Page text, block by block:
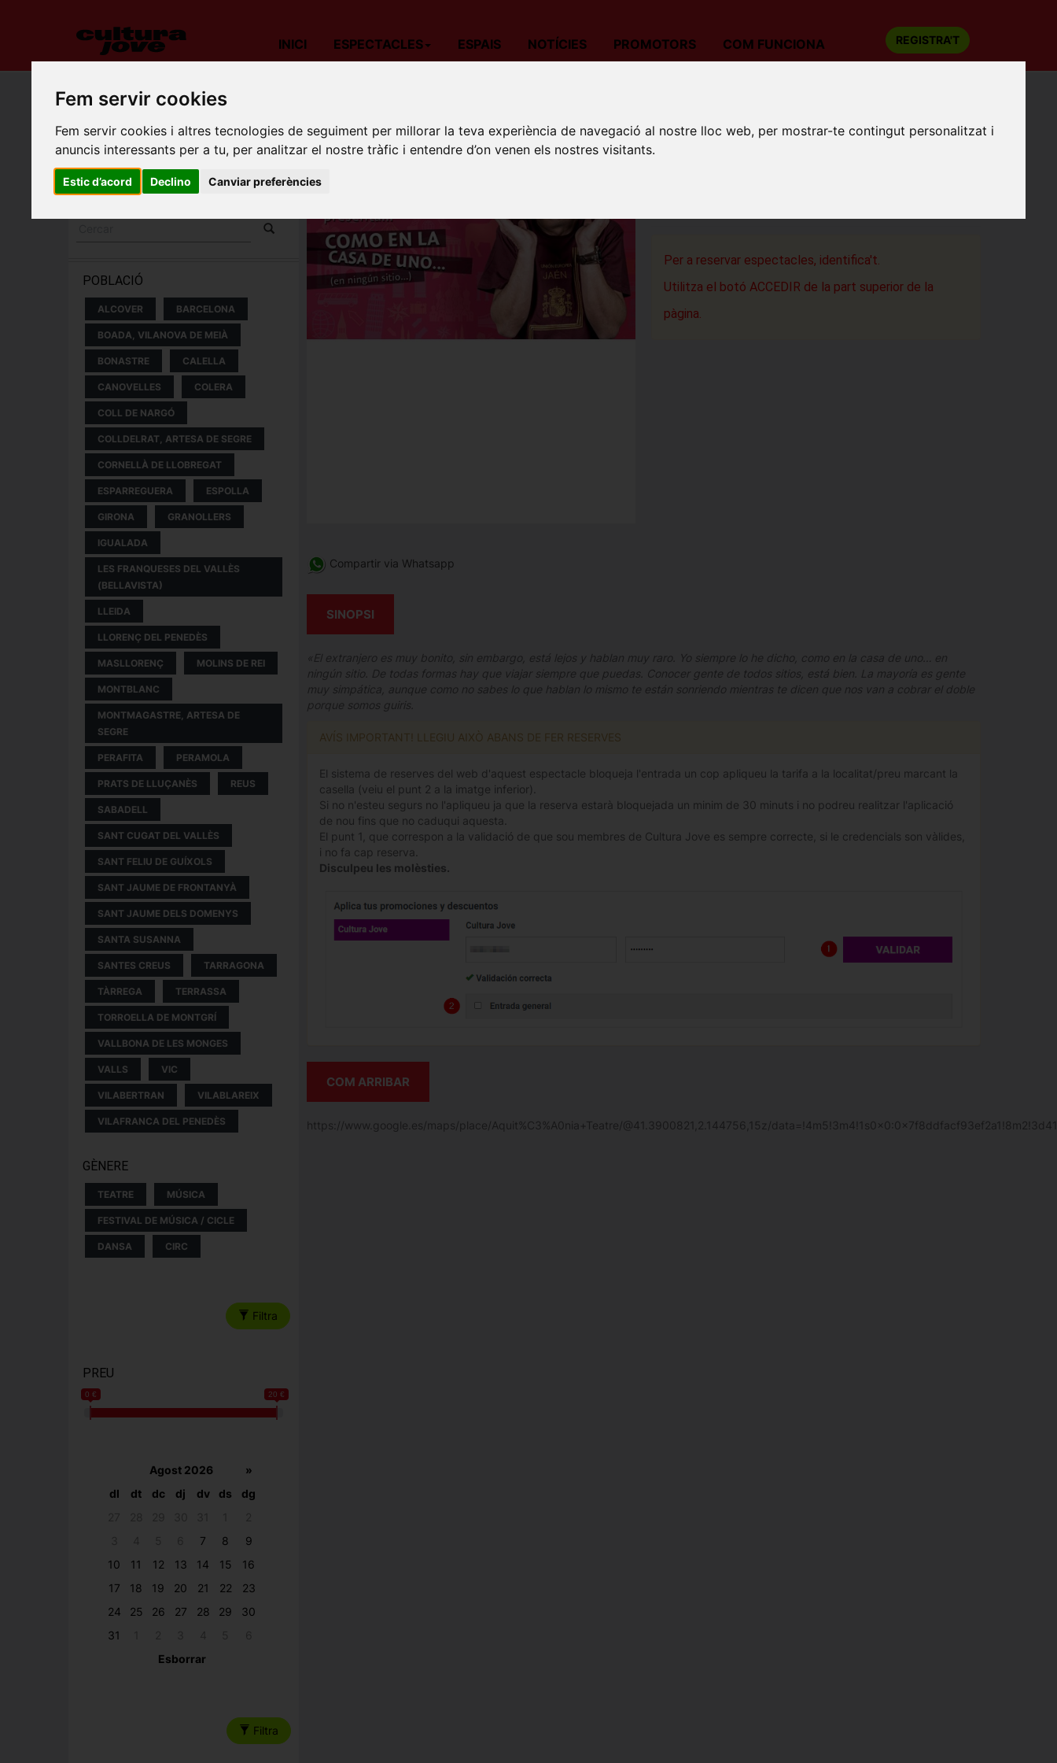
Fem servir cookies
Fem servir cookies i altres tecnologies de seguiment per millorar la teva experiència de navegació al nostre lloc web, per mostrar-te contingut personalitzat i
anuncis interessants per a tu, per analitzar el nostre tràfic i entendre d’on venen els nostres visitants.
Estic d’acord Declino Canviar preferències
INICI ESPECTACLES ESPAIS NOTÍCIES PROMOTORS COM FUNCIONA REGISTRA'T
ESPECTACLES I
CONCERTS
POBLACIÓ
ALCOVER BARCELONA
BOADA, VILANOVA DE MEIÀ
BONASTRE CALELLA
CANOVELLES COLERA
COLL DE NARGÓ
COLLDELRAT, ARTESA DE SEGRE
CORNELLÀ DE LLOBREGAT
ESPARREGUERA ESPOLLA
GIRONA GRANOLLERS
IGUALADA
LES FRANQUESES DEL VALLÈS
(BELLAVISTA)
LLEIDA
LLORENÇ DEL PENEDÈS
MASLLORENÇ MOLINS DE REI
MONTBLANC
MONTMAGASTRE, ARTESA DE
SEGRE
PERAFITA PERAMOLA
PRATS DE LLUÇANÈS REUS
SABADELL
SANT CUGAT DEL VALLÈS
SANT FELIU DE GUÍXOLS
SANT JAUME DE FRONTANYÀ
SANT JAUME DELS DOMENYS
SANTA SUSANNA
SANTES CREUS TARRAGONA
TÀRREGA TERRASSA
TORROELLA DE MONTGRÍ
VALLBONA DE LES MONGES
VALLS VIC
VILABERTRAN VILABLAREIX
VILAFRANCA DEL PENEDÈS
GÈNERE
TEATRE MÚSICA
FESTIVAL DE MÚSICA / CICLE
DANSA CIRC
Filtra
PREU
0 € 20 €
Agost 2026
»
dl
dt dc dj dv ds
dg
7 8
9
10
11 12 13 14 15
16
17
18 19 20 21 22
23
24
25 26 27 28 29
30
31
Esborrar
Filtra
SANTI RODRÍGUEZ: COMO EN LA CASA DE
UNO... EN NINGÚN SITIO.
Per a reservar espectacles, identifica't.
Utilitza el botó ACCEDIR de la part superior de la
pàgina.
Compartir via Whatsapp
SINOPSI
«El extranjero es muy bonito, sin embargo, está lejos y hablan muy raro. Yo siempre lo he dicho, como en la casa de uno… en
ningún sitio. De todas formas hay que viajar siempre que puedas. Conocer gente de todos sitios, está bien. La mayoría es gente
muy simpática, aunque como no sabes lo que hablan lo mismo te están sonriendo mientras te dicen que nos van a cobrar el doble
porque somos guiris.
AVÍS IMPORTANT! LLEGIU AIXÒ ABANS DE FER RESERVES
El sistema de reserves del web d'aquest espectacle bloqueja l'entrada un cop apliqueu la tarifa a la localitat/preu marcant la
casella (veiu el punt 2 a la imatge inferior).
Si no n'esteu segurs no l'apliqueu ja que la reserva estarà bloquejada un minim de 30 minuts i no podreu realitzar l'aplicació
de nou fins que no caduqui aquesta.
El punt 1, que correspon a la validació de que sou membres de Cultura Jove es sempre correcte, si le credencials son vàlides,
i no fa cap reserva.
Disculpeu les molèsties.
COM ARRIBAR
https://www.google.es/maps/place/Aquit%C3%A0nia+Teatre/@41.3900821,2.144756,15z/